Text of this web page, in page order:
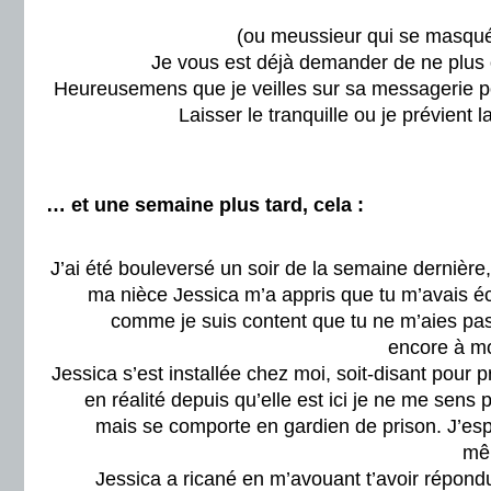
(ou meussieur qui se
Je vous est déjà demander de ne
Heureusemens que je veilles sur sa messagerie
Laisser le tranquille ou je prévient
… et une semaine plus tard, cela :
J’ai été bouleversé un soir de la semaine
ma nièce Jessica m’a appris que tu m’avais
comme je suis content que tu ne m’aies
encore à
Jessica s’est installée chez moi, soit-disant pour
en réalité depuis qu’elle est ici je ne me sens
mais se comporte en gardien de prison.
Jessica a ricané en m’avouant t’avoir